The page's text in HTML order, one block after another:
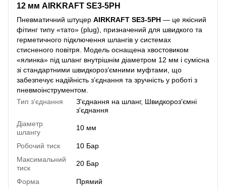
12 мм AIRKRAFT SE3-5PH
Пневматичний штуцер AIRKRAFT SE3-5PH — це якісний
фітинг типу «тато» (plug), призначений для швидкого та
герметичного підключення шлангів у системах
стисненого повітря. Модель оснащена хвостовиком
«ялинка» під шланг внутрішнім діаметром 12 мм і сумісна
зі стандартними швидкороз’ємними муфтами, що
забезпечує надійність з’єднання та зручність у роботі з
пневмоінструментом.
Тип з'єднання
З'єднання на шланг, Швидкороз'ємні
з'єднання
Діаметр
шлангу
10 мм
Робочий тиск
10 Бар
Максимальний
тиск
20 Бар
Форма
Прямий